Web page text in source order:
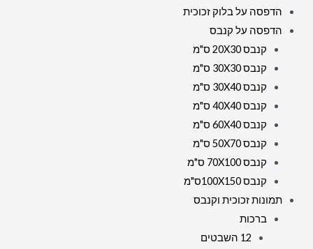
הדפסה על בלוק זכוכית
הדפסה על קנבס
קנבס 20X30 ס"מ
קנבס 30X30 ס"מ
קנבס 30X40 ס"מ
קנבס 40X40 ס"מ
קנבס 60X40 ס"מ
קנבס 50X70 ס"מ
קנבס 70X100 ס"מ
קנבס 100X150ס"מ
תמונות זכוכית וקנבס
ברכות
12 השבטים